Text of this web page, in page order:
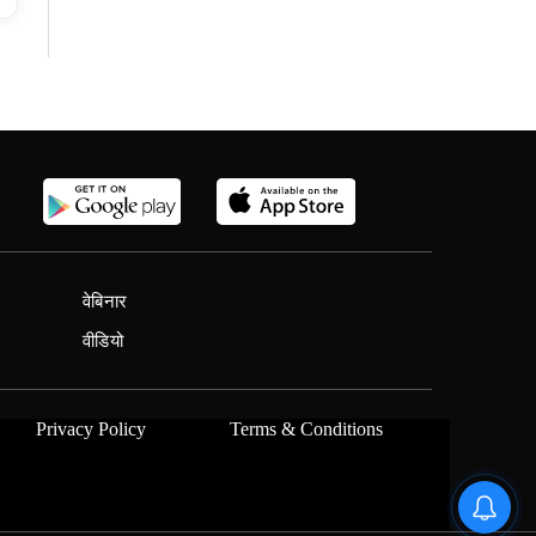
वेबिनार
वीडियो
Privacy Policy Terms & Conditions